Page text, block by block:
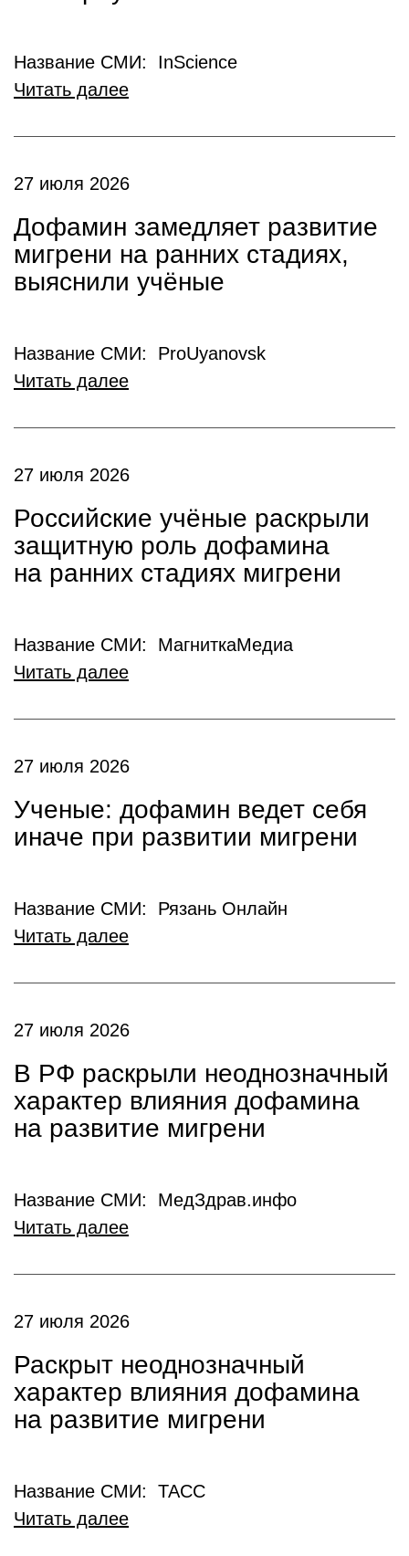
Название СМИ: InScience
Читать далее
27 июля 2026
Дофамин замедляет развитие
мигрени на ранних стадиях,
выяснили учёные
Название СМИ: ProUyanovsk
Читать далее
27 июля 2026
Российские учёные раскрыли
защитную роль дофамина
на ранних стадиях мигрени
Название СМИ: МагниткаМедиа
Читать далее
27 июля 2026
Ученые: дофамин ведет себя
иначе при развитии мигрени
Название СМИ: Рязань Онлайн
Читать далее
27 июля 2026
В РФ раскрыли неоднозначный
характер влияния дофамина
на развитие мигрени
Название СМИ: МедЗдрав.инфо
Читать далее
27 июля 2026
Раскрыт неоднозначный
характер влияния дофамина
на развитие мигрени
Название СМИ: ТАСС
Читать далее